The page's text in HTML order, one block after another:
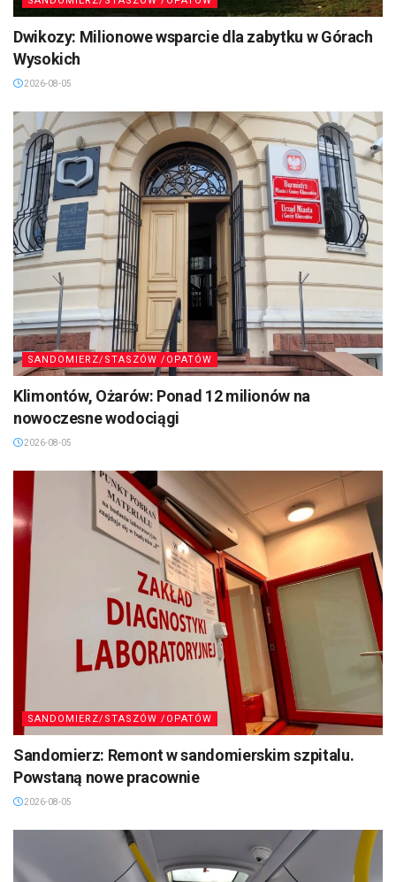
Dwikozy: Milionowe wsparcie dla zabytku w Górach
Wysokich
2026-08-05
SANDOMIERZ/STASZÓW /OPATÓW
Klimontów, Ożarów: Ponad 12 milionów na
nowoczesne wodociągi
2026-08-05
SANDOMIERZ/STASZÓW /OPATÓW
Sandomierz: Remont w sandomierskim szpitalu.
Powstaną nowe pracownie
2026-08-05